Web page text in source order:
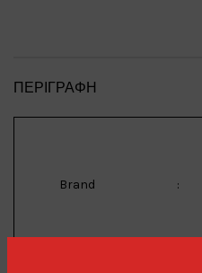
ΠΕΡΙΓΡΑΦΉ
Brand :